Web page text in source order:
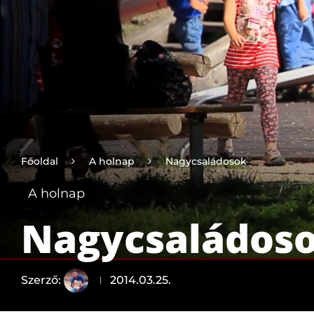
Főoldal A holnap Nagycsaládosok
A holnap
Szerző: 2014.03.25.